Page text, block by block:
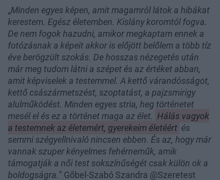
Ez az 5
„Minden egyes képen, amit magamról látok a hibákat
kerestem. Egész életemben. Kislány koromtól fogva.
De nem fogok hazudni, amikor megkaptam ennek a
fotózásnak a képeit akkor is előjött belőlem a több tíz
éve berögzült szokás. De hosszas nézegetés után
már meg tudom látni a szépet és az értéket abban,
amit képviselek a testemmel. A kettő várandósságot,
kettő császármetszést, szoptatást, a pajzsmirigy
alulműködést. Minden egyes stria, heg történetet
mesél el és ez a történet maga az élet. Hálás vagyok
a testemnek az életemért, gyerekeim életéért és
semmi szégyellnivaló nincsen ebben. És az, hogy már
vannak szuper kényelmes fehérneműk, amik
támogatják a női test sokszínűségét csak külön ok a
boldogságra.” Gőbel-Szabó Szandra @Szeretest